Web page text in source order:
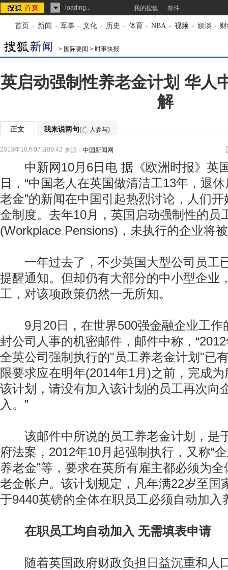
loading... 我的搜狐 邮件
首页 - 新闻 - 军事 - 文化 - 历史 - 体育 - NBA - 视频 - 娱谈 -
> 国际要闻 > 时事快报
英启动强制性养老金计划 华人
解
正文 我来说两句( 人参与)
2013年10月07日09:42 来源： 中国新闻网
中新网10月6日电 据《欧洲时报》英
日，“中国老人在英国做清洁工13年，退
老金”的新闻在中国引起热烈讨论，人们
金制度。去年10月，英国启动强制性的员
(Workplace Pensions)，未执行的企业将
一年过去了，不少英国大型公司员工
提醒通知。但却仍有大部分的中小型企业
工，对该项政策仍然一无所知。
9月20日，在世界500强金融企业工作
封公司人事的机密邮件，邮件中称，
全英公司强制执行的"员工养老金计划"已
限要求应在明年(2014年1月)之前，完成
该计划，请没有加入该计划的员工再次向
入。”
该邮件中所说的员工养老金计划，是
府法案，2012年10月起强制执行，又称“
养老金”等，要求在英所有雇主都必须为
老金帐户。该计划规定，凡年满22岁至国
于9440英镑的全体在职员工必须自动加入
在职员工均自动加入 无需填表申请
随着英国政府财政负担日益沉重和人